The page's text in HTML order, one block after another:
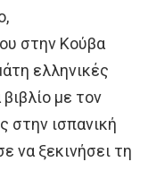
στην Κούβα
ελληνικές
με τον
στην ισπανική
να ξεκινήσει τη